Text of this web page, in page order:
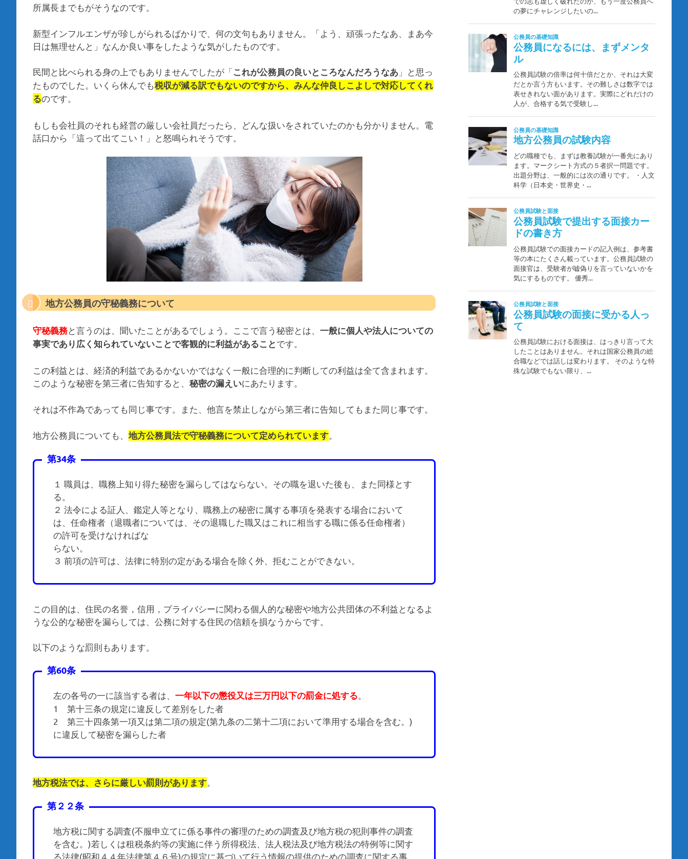
所属長までもがそうなのです。
新型インフルエンザが珍しがられるばかりで、何の文句もありません。「よう、頑張ったなあ、まあ今
日は無理せんと」なんか良い事をしたような気がしたものです。
民間と比べられる身の上でもありませんでしたが「これが公務員の良いところなんだろうなあ 」と思っ
たものでした。いくら休んでも税収が減る訳でもないのですから、みんな仲良しこよしで対応してくれ
るのです。
もしも会社員のそれも経営の厳しい会社員だったら、どんな扱いをされていたのかも分かりません。電
話口から「這って出てこい！」と怒鳴られそうです。
地方公務員の守秘義務について
守秘義務と言うのは、聞いたことがあるでしょう。ここで言う秘密とは、 一般に個人や法人についての
事実であり広く知られていないことで客観的に利益があることです。
この利益とは、経済的利益であるかないかではなく一般に合理的に判断しての利益は全て含まれます。
このような秘密を第三者に告知すると、 秘密の漏えいにあたります。
それは不作為であっても同じ事です。また、他言を禁止しながら第三者に告知してもまた同じ事です。
地方公務員についても、 地方公務員法で守秘義務について定められています
第34条
１ 職員は、職務上知り得た秘密を漏らしてはならない。その職を退いた後も、また同様とす
る。
２ 法令による証人、鑑定人等となり、職務上の秘密に属する事項を発表する場合において
は、任命権者（退職者については、その退職した職又はこれに相当する職に係る任命権者）
の許可を受けなければな
らない。
３ 前項の許可は、法律に特別の定がある場合を除く外、拒むことができない。
この目的は、住民の名誉，信用，プライバシーに関わる個人的な秘密や地方公共団体の不利益となるよ
うな公的な秘密を漏らしては、公務に対する住民の信頼を損なうからです。
以下のような罰則もあります。
第60条
左の各号の一に該当する者は、 一年以下の懲役又は三万円以下の罰金に処する
1 第十三条の規定に違反して差別をした者
2 第三十四条第一項又は第二項の規定(第九条の二第十二項において準用する場合を含む。)
に違反して秘密を漏らした者
地方税法では、さらに厳しい罰則があります
第２２条
地方税に関する調査(不服申立てに係る事件の審理のための調査及び地方税の犯則事件の調査
を含む。)若しくは租税条約等の実施に伴う所得税法、法人税法及び地方税法の特例等に関す
る法律(昭和４４年法律第４６号)の規定に基づいて行う情報の提供のための調査に関する事